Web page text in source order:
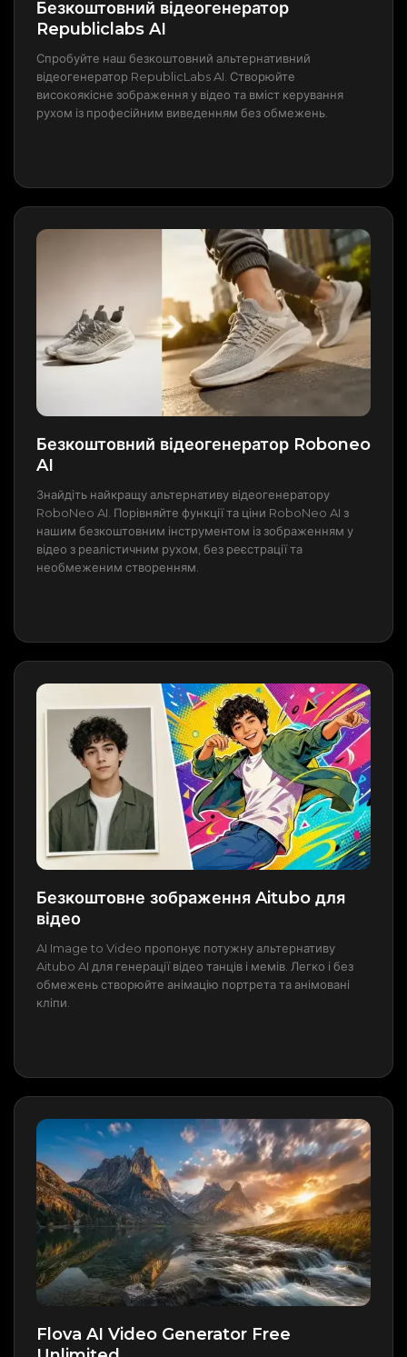
Безкоштовний відеогенератор
Republiclabs AI
Спробуйте наш безкоштовний альтернативний
відеогенератор RepublicLabs AI. Створюйте
високоякісне зображення у відео та вміст керування
рухом із професійним виведенням без обмежень.
Безкоштовний відеогенератор Roboneo
AI
Знайдіть найкращу альтернативу відеогенератору
RoboNeo AI. Порівняйте функції та ціни RoboNeo AI з
нашим безкоштовним інструментом із зображенням у
відео з реалістичним рухом, без реєстрації та
необмеженим створенням.
Безкоштовне зображення Aitubo для
відео
AI Image to Video пропонує потужну альтернативу
Aitubo AI для генерації відео танців і мемів. Легко і без
обмежень створюйте анімацію портрета та анімовані
кліпи.
Flova AI Video Generator Free